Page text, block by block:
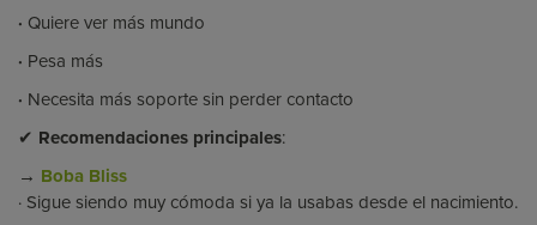
· Quiere ver más mundo
· Pesa más
· Necesita más soporte sin perder contacto
✔ Recomendaciones principales:
→ Boba Bliss
· Sigue siendo muy cómoda si ya la usabas desde el nacimiento.